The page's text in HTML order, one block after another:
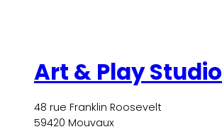
Art & Play Studio
48 rue Franklin Roosevelt
59420 Mouvaux